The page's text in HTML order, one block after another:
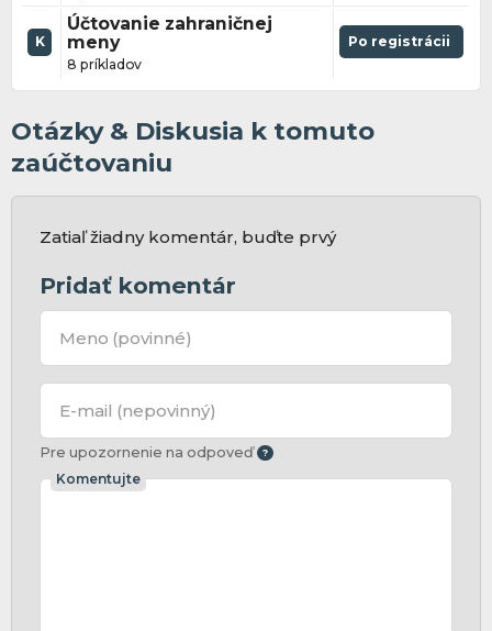
K
Účtovanie zahraničnej
meny
8 príkladov
Po registrácii
Otázky & Diskusia k tomuto
zaúčtovaniu
Zatiaľ žiadny komentár, buďte prvý
Pridať komentár
Meno (povinné)
E-mail (nepovinný)
Pre upozornenie na odpoveď
Komentujte